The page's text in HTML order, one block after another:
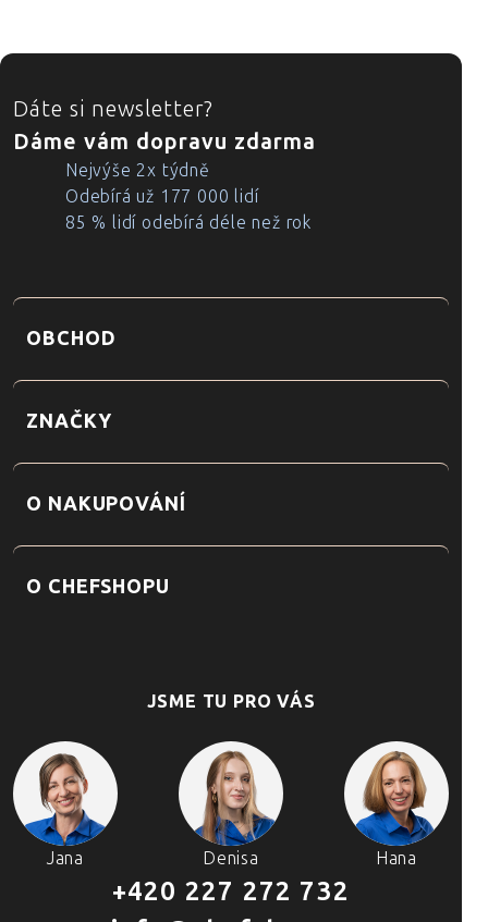
ZÁPATÍ
Dáte si newsletter?
Dáme vám dopravu zdarma
Nejvýše 2x týdně
Odebírá už 177 000 lidí
85 % lidí odebírá déle než rok
OBCHOD
ZNAČKY
O NAKUPOVÁNÍ
O CHEFSHOPU
JSME TU PRO VÁS
Jana Denisa Hana
+420 227 272 732